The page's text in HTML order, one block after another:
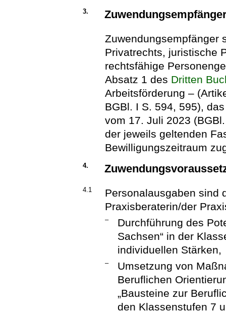
3.
Zuwendungsempfänger
Privatrechts, juristische
rechtsfähige
Absatz 1 des Dritten
Arbeitsförderung –
BGBl. I S. 594, 595),
vom 17. Juli 2023
der jeweils geltenden
Bewilligungszeitraum
4.
4.1
Personalausgaben sind
Praxisberaterin/der
–
Durchführung des
Sachsen“ in der
individuellen Stärken,
–
Umsetzung von
Beruflichen
„Bausteine zur
den Klassenstufen 7